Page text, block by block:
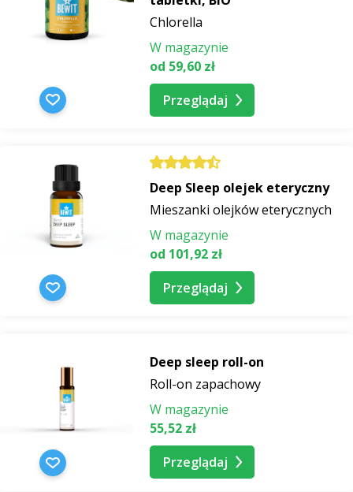
Chlorella
W magazynie
od 59,60 zł
Przeglądaj
Deep Sleep olejek eteryczny
Mieszanki olejków eterycznych
W magazynie
od 101,92 zł
Przeglądaj
Deep sleep roll-on
Roll-on zapachowy
W magazynie
55,52 zł
Przeglądaj